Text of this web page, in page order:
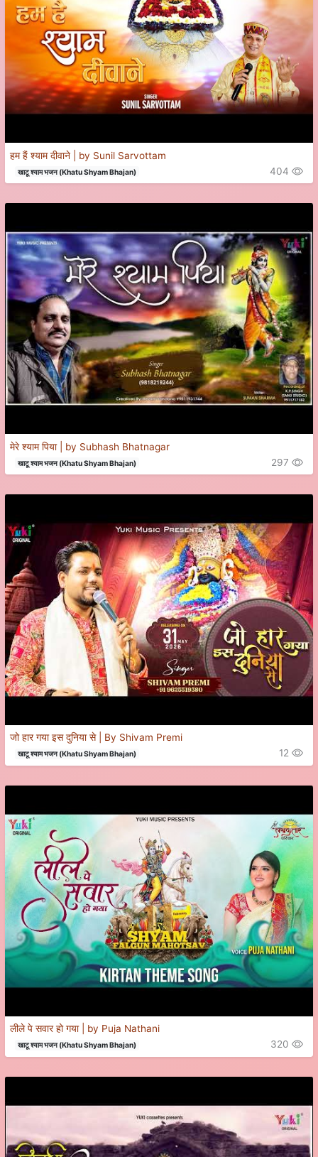
हम हैं श्याम दीवाने | by Sunil Sarvottam
खाटू श्याम भजन (Khatu Shyam Bhajan) 404
मेरे श्याम पिया | by Subhash Bhatnagar
खाटू श्याम भजन (Khatu Shyam Bhajan) 297
जो हार गया इस दुनिया से | By Shivam Premi
खाटू श्याम भजन (Khatu Shyam Bhajan) 12
लीले पे सवार हो गया | by Puja Nathani
खाटू श्याम भजन (Khatu Shyam Bhajan) 320